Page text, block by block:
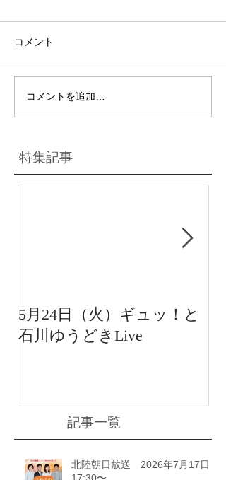
コメント
コメントを追加…
特集記事
5月24日（火）ギュッ！と
石川ゆうどきLive
記事一覧
北陸朝日放送 2026年7月17日